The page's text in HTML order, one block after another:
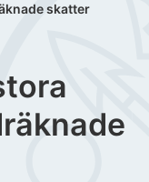
skatter